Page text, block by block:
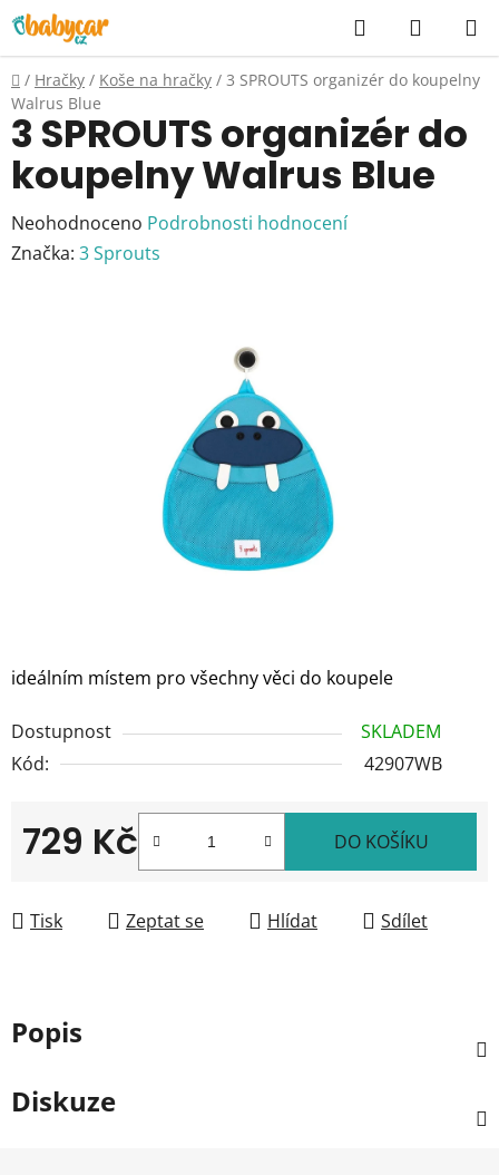
Přejít
na
obsah
Hledat
KOŠÍK
Domů
/ Hračky / Koše na hračky / 3 SPROUTS organizér do koupelny
Walrus Blue
ideálním místem pro všechny věci do koupele
Dostupnost
SKLADEM
Kód:
42907WB
729 Kč DO KOŠÍKU
Tisk Zeptat se Hlídat Sdílet
3 SPROUTS organizér do
koupelny Walrus Blue
Průměrné
hodnocení
Neohodnoceno Podrobnosti hodnocení
Značka: 3 Sprouts
Popis
Diskuze